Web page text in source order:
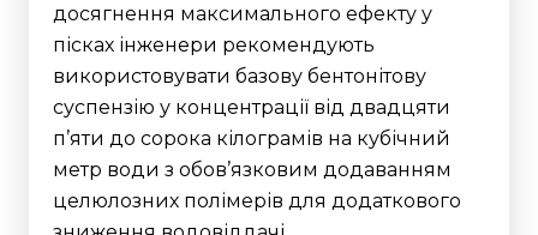
досягнення максимального ефекту у
пісках інженери рекомендують
використовувати базову бентонітову
суспензію у концентрації від двадцяти
п’яти до сорока кілограмів на кубічний
метр води з обов’язковим додаванням
целюлозних полімерів для додаткового